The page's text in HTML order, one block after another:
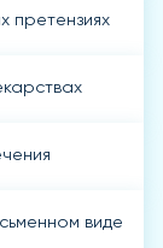
претензиях
виде